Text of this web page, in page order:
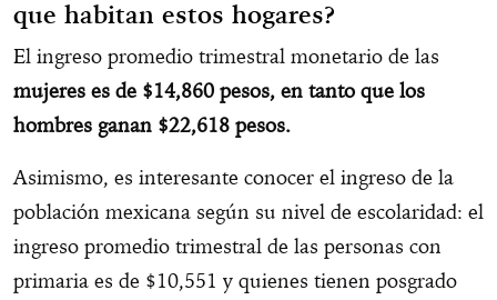
que habitan estos hogares?
El ingreso promedio trimestral monetario de las
mujeres es de $14,860 pesos, en tanto que los
hombres ganan $22,618 pesos.
Asimismo, es interesante conocer el ingreso de la
población mexicana según su nivel de escolaridad: el
ingreso promedio trimestral de las personas con
primaria es de $10,551 y quienes tienen posgrado